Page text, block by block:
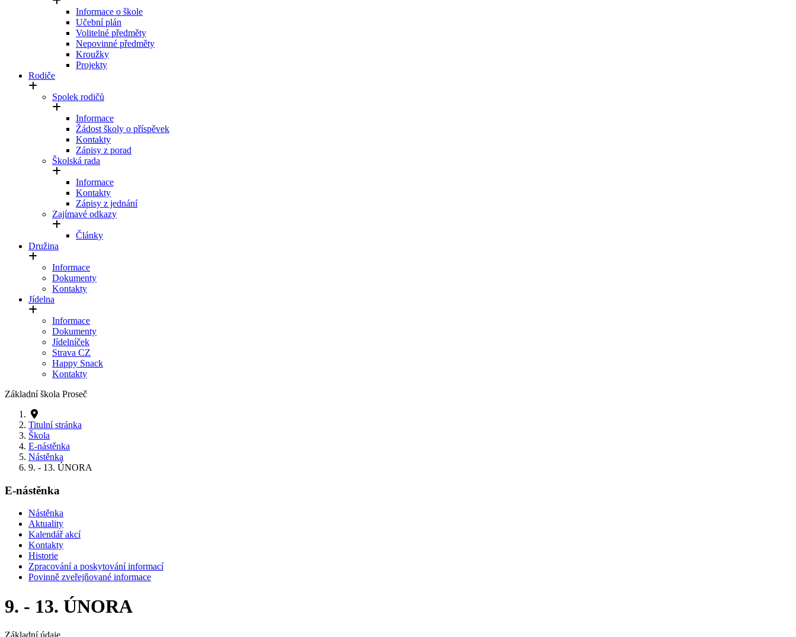
Informace o škole
Učební plán
Volitelné předměty
Nepovinné předměty
Kroužky
Projekty
Rodiče
Spolek rodičů
Informace
Žádost školy o příspěvek
Kontakty
Zápisy z porad
Školská rada
Informace
Kontakty
Zápisy z jednání
Zajímavé odkazy
Články
Družina
Informace
Dokumenty
Kontakty
Jídelna
Informace
Dokumenty
Jídelníček
Strava CZ
Happy Snack
Kontakty
Základní škola Proseč
Titulní stránka
Škola
E-nástěnka
Nástěnka
9. - 13. ÚNORA
E-nástěnka
Nástěnka
Aktuality
Kalendář akcí
Kontakty
Historie
Zpracování a poskytování informací
Povinně zveřejňované informace
9. - 13. ÚNORA